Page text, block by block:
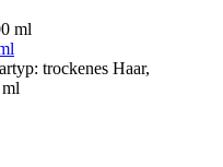
trockenes Haar,